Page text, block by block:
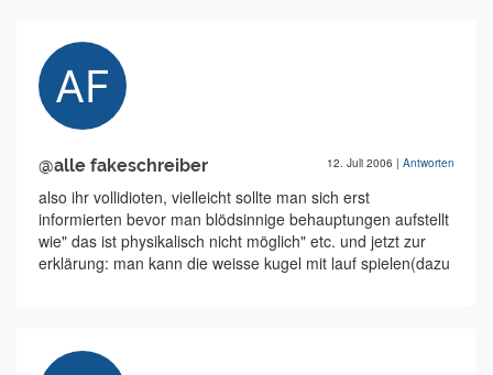
@alle fakeschreiber 12. Juli 2006 | Antworten
also ihr vollidioten, vielleicht sollte man sich erst
informierten bevor man blödsinnige behauptungen aufstellt
wie" das ist physikalisch nicht möglich" etc. und jetzt zur
erklärung: man kann die weisse kugel mit lauf spielen(dazu